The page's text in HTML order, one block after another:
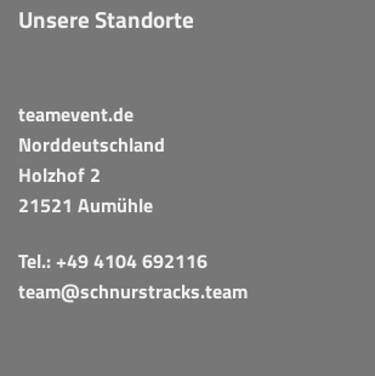
Unsere Standorte
teamevent.de
Norddeutschland
Holzhof 2
21521 Aumühle
Tel.:+49 4104 692116
team@schnurstracks.team